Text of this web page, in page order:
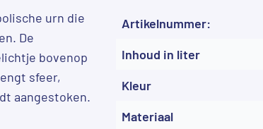
urn die
De
bovenop
sfeer,
aangestoken.
Artikelnummer:
Inhoud in liter
Kleur
Materiaal